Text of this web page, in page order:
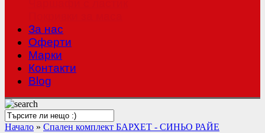
За нас
Оферти
Mарки
Контакти
Blog
Начало » Спален комплект БАРХЕТ - СИНЬО РАЙЕ